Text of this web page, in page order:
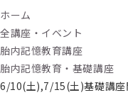
ホーム
全講座・イベント
胎内記憶教育講座
胎内記憶教育・基礎講座
6/10(土),7/15(土)基礎講